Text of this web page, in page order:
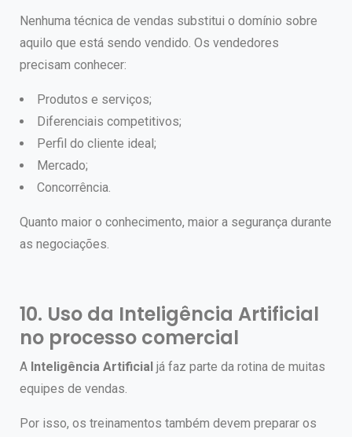
Nenhuma técnica de vendas substitui o domínio sobre
aquilo que está sendo vendido. Os vendedores
precisam conhecer:
Produtos e serviços;
Diferenciais competitivos;
Perfil do cliente ideal;
Mercado;
Concorrência.
Quanto maior o conhecimento, maior a segurança durante
as negociações.
10. Uso da Inteligência Artificial
no processo comercial
A Inteligência Artificial já faz parte da rotina de muitas
equipes de vendas.
Por isso, os treinamentos também devem preparar os